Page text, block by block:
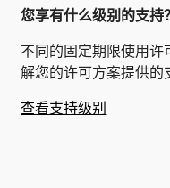
您享有什么级别的支持？
不同的固定期限使用
解您的许可方案提供的
查看支持级别